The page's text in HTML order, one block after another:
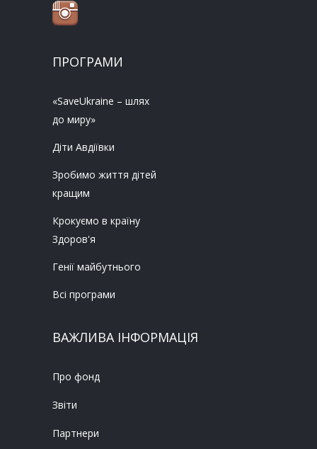
ПРОГРАМИ
«SaveUkraine – шлях
до миру»
Діти Авдіївки
Зробимо життя дітей
кращим
Крокуємо в країну
Здоров'я
Генії майбутнього
Всі програми
ВАЖЛИВА ІНФОРМАЦІЯ
Про фонд
Звіти
Партнери